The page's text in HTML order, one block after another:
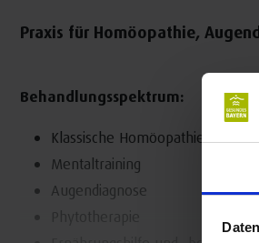
Praxis für Homöopathie,
Behandlungsspektrum:
Klassische Homöopathie
Mentaltraining
Augendiagnose
Phytotherapie